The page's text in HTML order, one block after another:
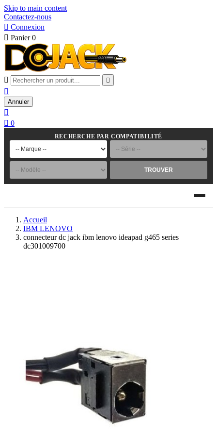
Skip to main content
Contactez-nous
 Connexion
 Panier 0
 

Annuler

 0
RECHERCHE PAR COMPATIBILITÉ
TROUVER
Accueil
IBM LENOVO
connecteur dc jack ibm lenovo ideapad g465 series
dc301009700